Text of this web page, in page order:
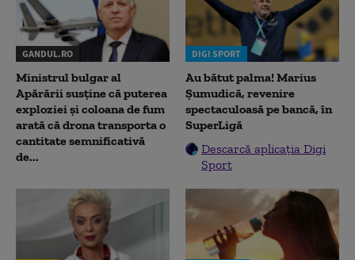
GANDUL.RO
Ministrul bulgar al
Apărării susține că puterea
exploziei și coloana de fum
arată că drona transporta o
cantitate semnificativă
de...
DIGI SPORT
Au bătut palma! Marius
Șumudică, revenire
spectaculoasă pe bancă, în
SuperLigă
Descarcă aplicația Digi
Sport